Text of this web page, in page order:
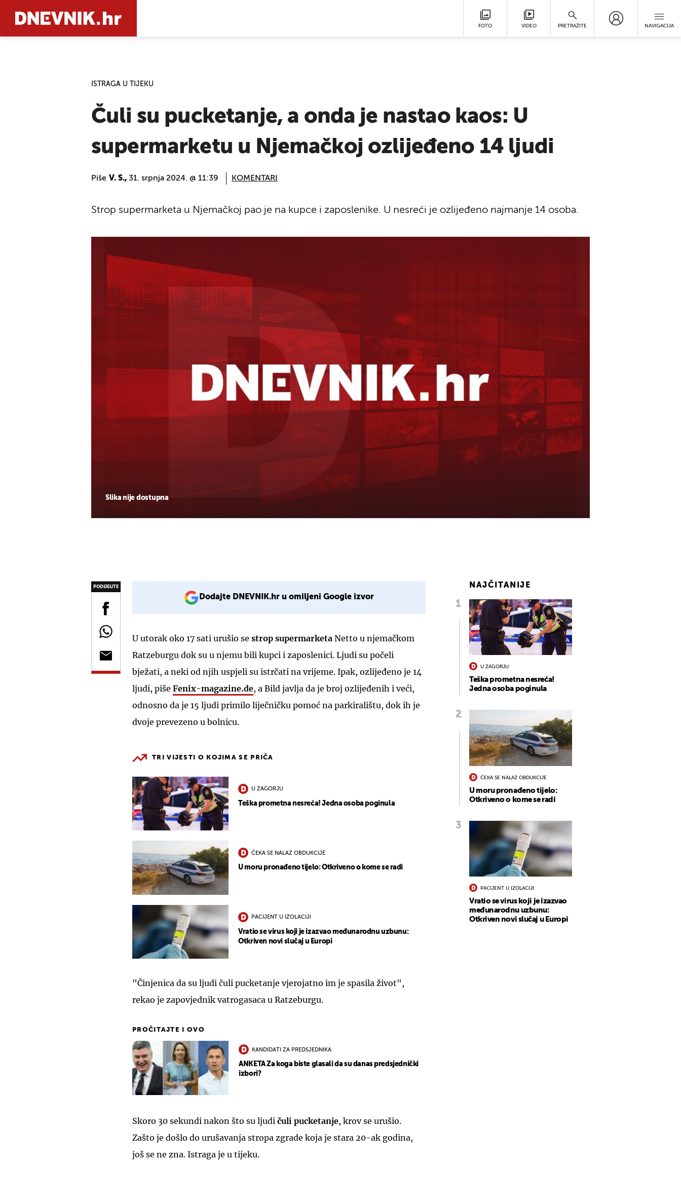
FOTO VIDEO PRETRAŽITE NAVIGACIJA
ISTRAGA U TIJEKU
Čuli su pucketanje, a onda je nastao kaos: U
supermarketu u Njemačkoj ozlijeđeno 14 ljudi
Piše V. S., 31. srpnja 2024. @ 11:39 KOMENTARI
Slika nije dostupna
Strop supermarketa u Njemačkoj pao je na kupce i zaposlenike. U nesreći je ozlijeđeno najmanje 14 osoba.
PODIJELITE
Dodajte DNEVNIK.hr u omiljeni Google izvor
U utorak oko 17 sati urušio se strop supermarketa Netto u njemačkom
Ratzeburgu dok su u njemu bili kupci i zaposlenici. Ljudi su počeli
bježati, a neki od njih uspjeli su istrčati na vrijeme. Ipak, ozlijeđeno je 14
ljudi, piše Fenix-magazine.de, a Bild javlja da je broj ozlijeđenih i veći,
odnosno da je 15 ljudi primilo liječničku pomoć na parkiralištu, dok ih je
dvoje prevezeno u bolnicu.
TRI VIJESTI O KOJIMA SE PRIČA
U ZAGORJU
Teška prometna nesreća! Jedna osoba poginula
ČEKA SE NALAZ OBDUKCIJE
U moru pronađeno tijelo: Otkriveno o kome se radi
PACIJENT U IZOLACIJI
Vratio se virus koji je izazvao međunarodnu uzbunu:
Otkriven novi slučaj u Europi
"Činjenica da su ljudi čuli pucketanje vjerojatno im je spasila život",
rekao je zapovjednik vatrogasaca u Ratzeburgu.
PROČITAJTE I OVO
KANDIDATI ZA PREDSJEDNIKA
ANKETA Za koga biste glasali da su danas predsjednički
izbori?
Skoro 30 sekundi nakon što su ljudi čuli pucketanje, krov se urušio.
Zašto je došlo do urušavanja stropa zgrade koja je stara 20-ak godina,
još se ne zna. Istraga je u tijeku.
NAJČITANIJE
U ZAGORJU
Teška prometna nesreća!
Jedna osoba poginula
ČEKA SE NALAZ OBDUKCIJE
U moru pronađeno tijelo:
Otkriveno o kome se radi
PACIJENT U IZOLACIJI
Vratio se virus koji je izazvao
međunarodnu uzbunu:
Otkriven novi slučaj u Europi